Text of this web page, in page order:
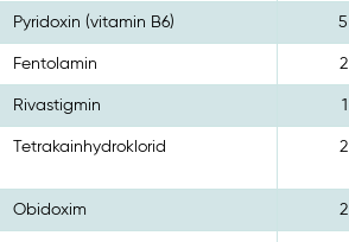
Pyridoxin (vitamin B6) 5
Fentolamin 2
Rivastigmin 1
Tetrakainhydroklorid 2
Obidoxim 2